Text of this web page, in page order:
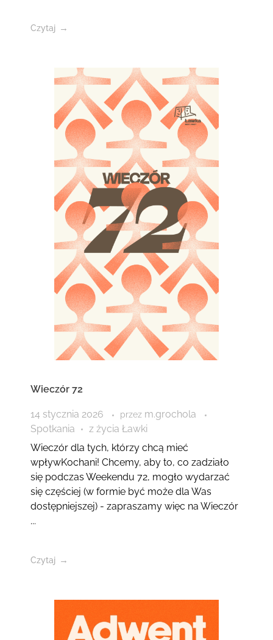
Czytaj
Wieczór 72
14 stycznia 2026 przez m.grochola
Spotkania
z życia Ławki
Wieczór dla tych, którzy chcą mieć
wpływKochani! Chcemy, aby to, co zadziało
się podczas Weekendu 72, mogło wydarzać
się częściej (w formie być może dla Was
dostępniejszej) - zapraszamy więc na Wieczór
...
Czytaj